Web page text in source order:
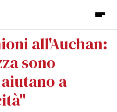
all'Auchan:
sono
a